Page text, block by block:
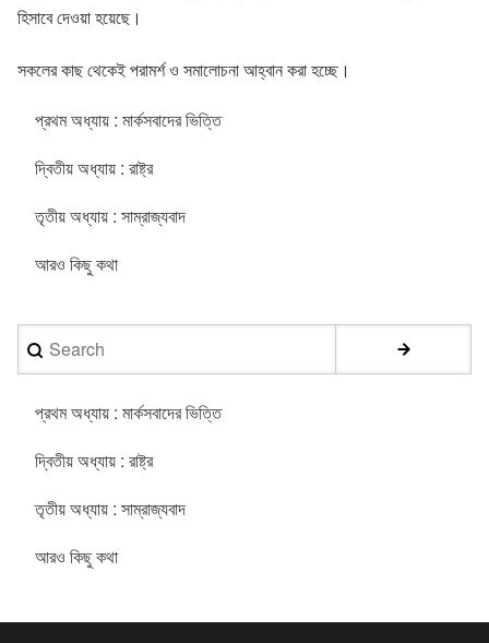
হিসাবে দেওয়া হয়েছে।
সকলের কাছ থেকেই পরামর্শ ও সমালোচনা আহ্বান করা হচ্ছে।
প্রথম অধ্যায় : মার্কসবাদের ভিত্তি
দ্বিতীয় অধ্যায় : রাষ্ট্র
তৃতীয় অধ্যায় : সাম্রাজ্যবাদ
আরও কিছু কথা
Search
প্রথম অধ্যায় : মার্কসবাদের ভিত্তি
দ্বিতীয় অধ্যায় : রাষ্ট্র
তৃতীয় অধ্যায় : সাম্রাজ্যবাদ
আরও কিছু কথা